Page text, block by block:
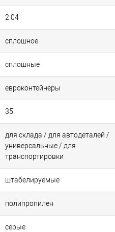
2.04
сплошное
сплошные
евроконтейнеры
35
для склада / для автодеталей /
универсальные / для
транспортировки
штабелируемые
полипропилен
серые